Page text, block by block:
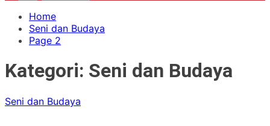
Home
Seni dan Budaya
Page 2
Kategori: Seni dan Budaya
Seni dan Budaya